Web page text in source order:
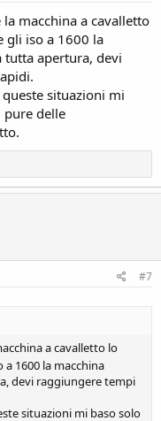
macchina a cavalletto
gli iso a 1600 la
tutta apertura, devi
situazioni mi
pure delle
#7
a cavalletto lo
1600 la macchina
devi raggiungere tempi
situazioni mi baso solo